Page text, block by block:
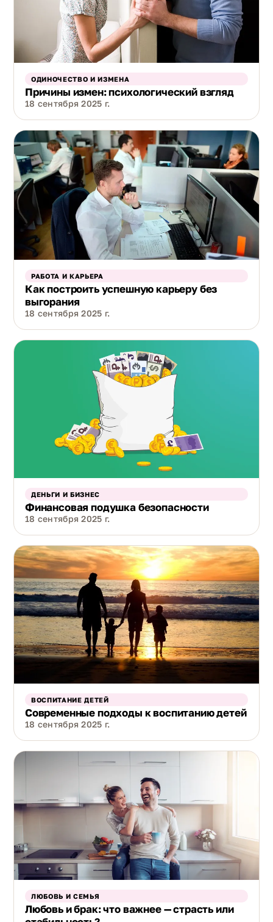
ОДИНОЧЕСТВО И ИЗМЕНА
Причины измен: психологический взгляд
18 сентября 2025 г.
РАБОТА И КАРЬЕРА
Как построить успешную карьеру без
выгорания
18 сентября 2025 г.
ДЕНЬГИ И БИЗНЕС
Финансовая подушка безопасности
18 сентября 2025 г.
ВОСПИТАНИЕ ДЕТЕЙ
Современные подходы к воспитанию детей
18 сентября 2025 г.
ЛЮБОВЬ И СЕМЬЯ
Любовь и брак: что важнее — страсть или